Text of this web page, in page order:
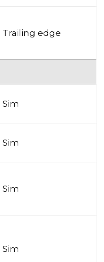
Trailing edge
Sim
Sim
Sim
Sim